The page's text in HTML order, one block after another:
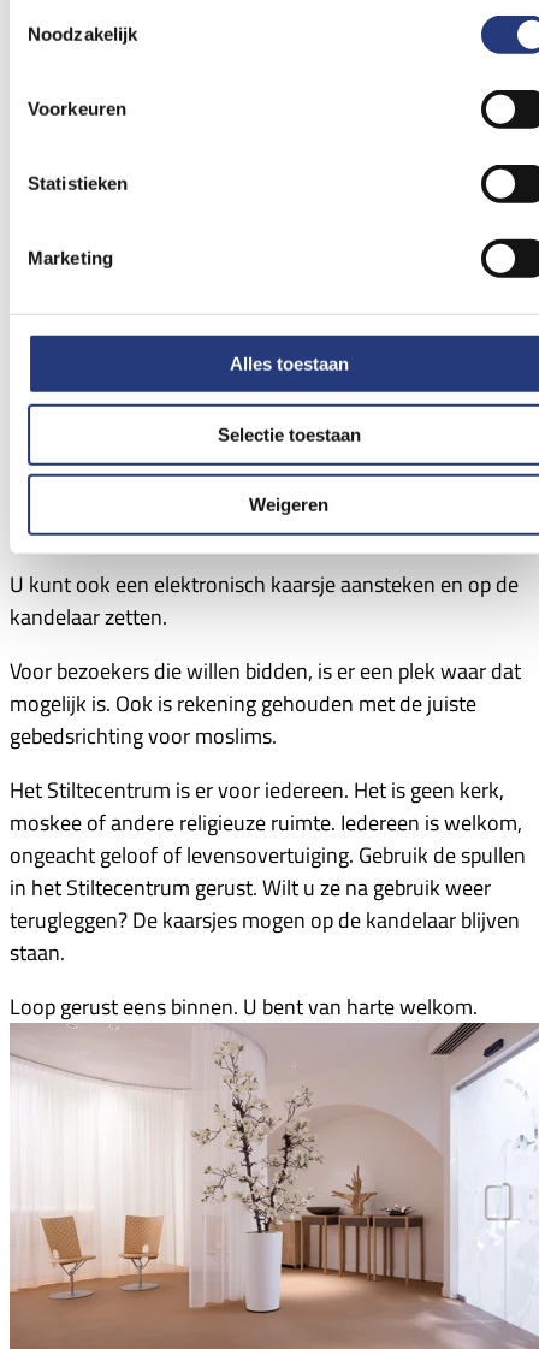
Noodzakelijk
Voorkeuren
Statistieken
Marketing
Alles toestaan
Selectie toestaan
Weigeren
Het Stiltecentrum is een rustige plek. Patiënten,
bezoekers en medewerkers zijn hier welkom. U kunt er
even rustig zitten, nadenken, bidden of gewoon tot rust
Lelystad:
Wat kunt u doen?
U kunt een boek lezen of uw gedachten en gevoelens
opschrijven in het gastenboek. Er liggen verschillende
boeken, zoals de Bijbel, de Koran en in Lelystad ook de
Bhagavad Gita. Maar ook dichtbundels en andere
boeken.
U kunt ook een elektronisch kaarsje aansteken en op de
kandelaar zetten.
Voor bezoekers die willen bidden, is er een plek waar dat
mogelijk is. Ook is rekening gehouden met de juiste
gebedsrichting voor moslims.
Het Stiltecentrum is er voor iedereen. Het is geen kerk,
moskee of andere religieuze ruimte. Iedereen is welkom,
ongeacht geloof of levensovertuiging. Gebruik de spullen
in het Stiltecentrum gerust. Wilt u ze na gebruik weer
terugleggen? De kaarsjes mogen op de kandelaar blijven
staan.
Loop gerust eens binnen. U bent van harte welkom.